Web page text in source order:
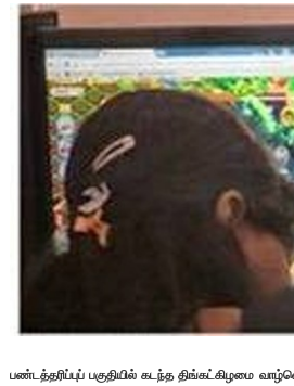
பண்டத்தரிப்புப் பகுதியில் கடந்த திங்கட்கிழமை